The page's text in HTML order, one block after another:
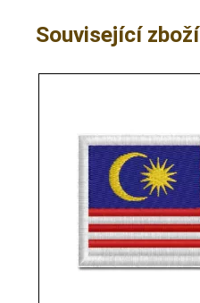
Související zboží